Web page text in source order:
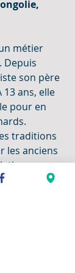
métier
Depuis
son père
13 ans, elle
pour en
traditions
les anciens
sur